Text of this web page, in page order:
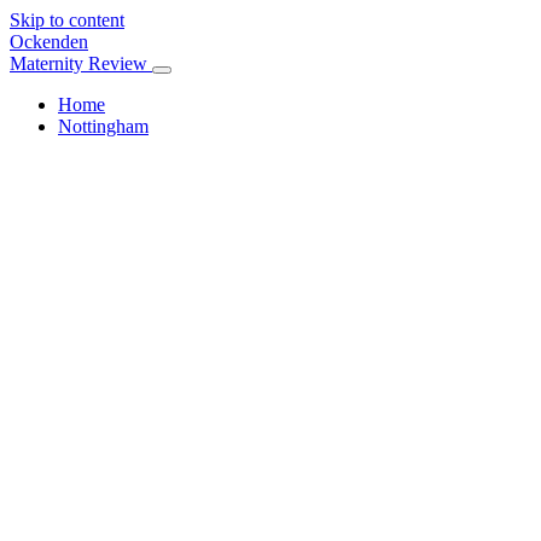
Skip to content
Ockenden
Maternity Review
Home
Nottingham